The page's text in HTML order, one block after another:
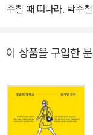
화를 만들었다. 살아
수칠 때 떠나라. 박수
름이 호명되었을 때
켜본 바로는 대부분
이다. 이는 즉 떠나라
생각이 없던 저자는
다시 한 번 파장을 일
이 상품을 구입한